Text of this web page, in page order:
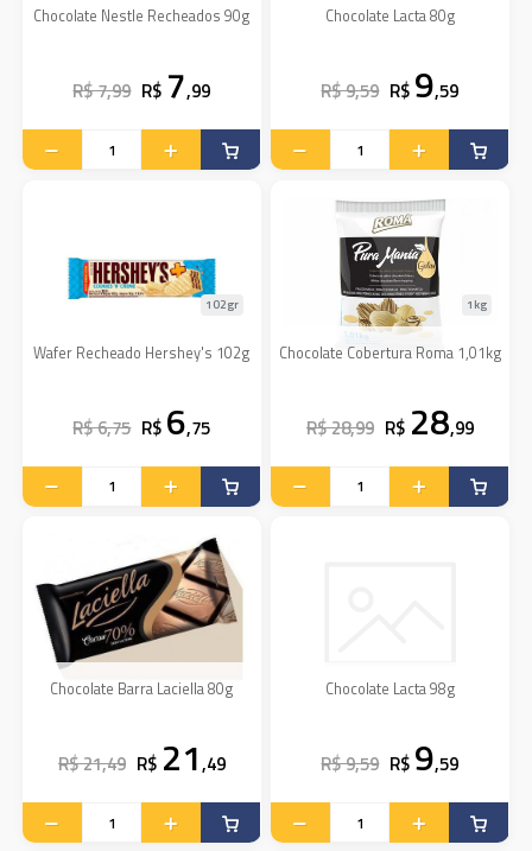
Chocolate Nestle Recheados 90g
R$ 7,99 R$ 7,99
Chocolate Lacta 80g
R$ 9,59 R$ 9,59
Wafer Recheado Hershey's 102g
102gr
R$ 6,75 R$ 6,75
Chocolate Cobertura Roma 1,01kg
1kg
R$ 28,99 R$ 28,99
Chocolate Barra Laciella 80g
R$ 21,49 R$ 21,49
Chocolate Lacta 98g
R$ 9,59 R$ 9,59